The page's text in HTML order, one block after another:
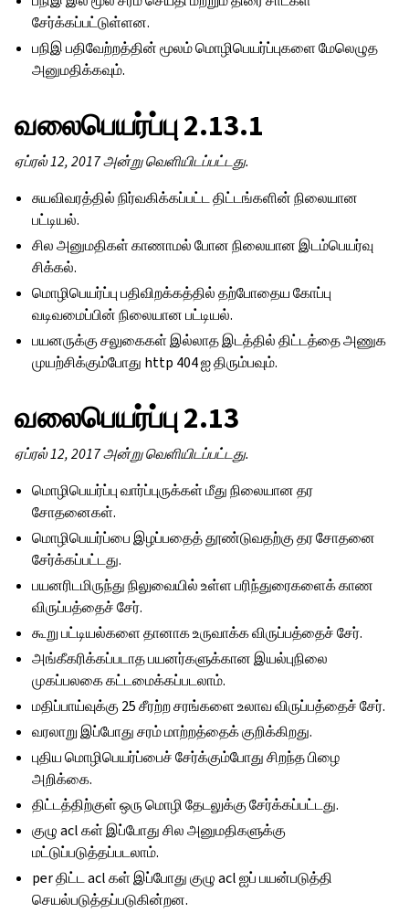
சேர்க்கப்பட்டுள்ளன.
பநிஇ பதிவேற்றத்தின் மூலம் மொழிபெயர்ப்புகளை மேலெழுத
அனுமதிக்கவும்.
வலைபெயர்ப்பு 2.13.1
ஏப்ரல் 12, 2017 அன்று வெளியிடப்பட்டது.
சுயவிவரத்தில் நிர்வகிக்கப்பட்ட திட்டங்களின் நிலையான
பட்டியல்.
சில அனுமதிகள் காணாமல் போன நிலையான இடம்பெயர்வு
சிக்கல்.
மொழிபெயர்ப்பு பதிவிறக்கத்தில் தற்போதைய கோப்பு
வடிவமைப்பின் நிலையான பட்டியல்.
பயனருக்கு சலுகைகள் இல்லாத இடத்தில் திட்டத்தை அணுக
முயற்சிக்கும்போது http 404 ஐ திரும்பவும்.
வலைபெயர்ப்பு 2.13
ஏப்ரல் 12, 2017 அன்று வெளியிடப்பட்டது.
மொழிபெயர்ப்பு வார்ப்புருக்கள் மீது நிலையான தர
சோதனைகள்.
மொழிபெயர்ப்பை இழப்பதைத் தூண்டுவதற்கு தர சோதனை
சேர்க்கப்பட்டது.
பயனரிடமிருந்து நிலுவையில் உள்ள பரிந்துரைகளைக் காண
விருப்பத்தைச் சேர்.
கூறு பட்டியல்களை தானாக உருவாக்க விருப்பத்தைச் சேர்.
அங்கீகரிக்கப்படாத பயனர்களுக்கான இயல்புநிலை
முகப்பலகை கட்டமைக்கப்படலாம்.
மதிப்பாய்வுக்கு 25 சீரற்ற சரங்களை உலாவ விருப்பத்தைச் சேர்.
வரலாறு இப்போது சரம் மாற்றத்தைக் குறிக்கிறது.
புதிய மொழிபெயர்ப்பைச் சேர்க்கும்போது சிறந்த பிழை
அறிக்கை.
திட்டத்திற்குள் ஒரு மொழி தேடலுக்கு சேர்க்கப்பட்டது.
குழு acl கள் இப்போது சில அனுமதிகளுக்கு
மட்டுப்படுத்தப்படலாம்.
per திட்ட acl கள் இப்போது குழு acl ஐப் பயன்படுத்தி
செயல்படுத்தப்படுகின்றன.